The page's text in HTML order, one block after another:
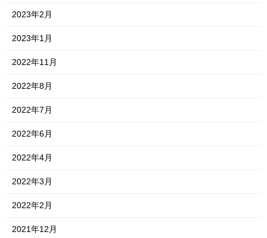
2023年2月
2023年1月
2022年11月
2022年8月
2022年7月
2022年6月
2022年4月
2022年3月
2022年2月
2021年12月